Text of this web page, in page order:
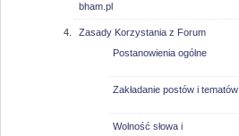
bham.pl
Zasady Korzystania z Forum
Postanowienia ogólne
Zakładanie postów i tematów
Wolność słowa i